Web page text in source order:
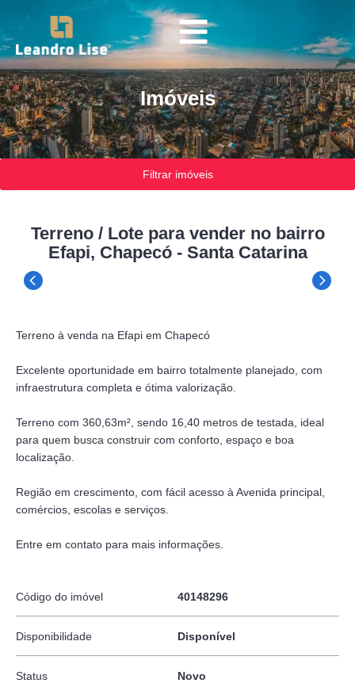
Imóveis
Filtrar imóveis
Terreno / Lote para vender no bairro
Efapi, Chapecó - Santa Catarina
Terreno à venda na Efapi em Chapecó
Excelente oportunidade em bairro totalmente planejado, com
infraestrutura completa e ótima valorização.
Terreno com 360,63m², sendo 16,40 metros de testada, ideal
para quem busca construir com conforto, espaço e boa
localização.
Região em crescimento, com fácil acesso à Avenida principal,
comércios, escolas e serviços.
Entre em contato para mais informações.
Código do imóvel 40148296
Disponibilidade Disponível
Status Novo